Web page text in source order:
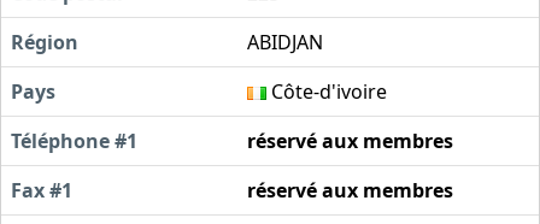
Région
ABIDJAN
Pays
Côte-d'ivoire
Téléphone #1
réservé aux membres
Fax #1
réservé aux membres